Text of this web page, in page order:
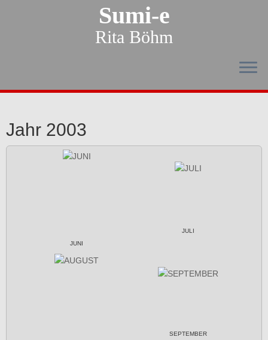
Sumi-e
Rita Böhm
Jahr 2003
JUNI
JULI
SEPTEMBER